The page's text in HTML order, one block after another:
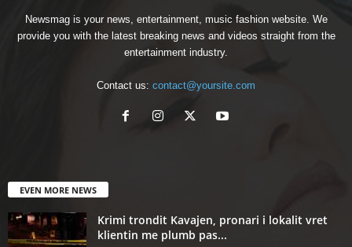
Newsmag is your news, entertainment, music fashion website. We
provide you with the latest breaking news and videos straight from the
entertainment industry.
Contact us: contact@yoursite.com
EVEN MORE NEWS
Krimi trondit Kavajen, pronari i lokalit vret
klientin me plumb pas...